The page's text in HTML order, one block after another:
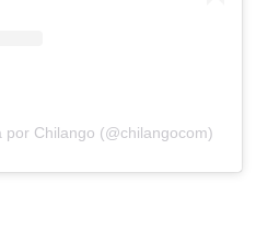
Chilango (@chilangocom)